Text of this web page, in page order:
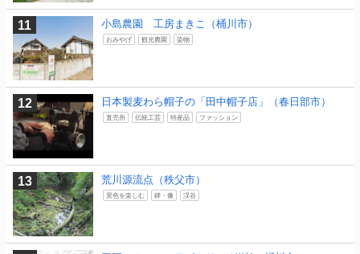
小島農園 工房まきこ（桶川市）
おみやげ 観光農園 染物
日本製麦わら帽子の「田中帽子店」（春日部市）
直売所 伝統工芸 特産品 ファッション
荒川源流点（秩父市）
景色を楽しむ 碑・像 渓谷